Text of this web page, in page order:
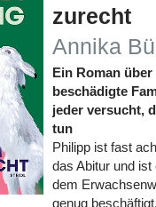
zurecht
Annika
Ein Roman über
beschädigte
jeder versucht,
tun
Philipp ist fast
das Abitur und ist
dem
genug